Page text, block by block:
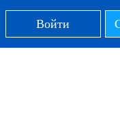
Войти